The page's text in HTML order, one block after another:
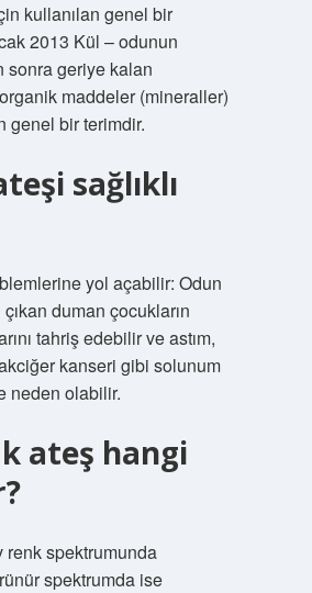
kullanılan genel bir
2013 Kül – odunun
sonra geriye kalan
maddeler (mineraller)
genel bir terimdir.
sağlıklı
yol açabilir: Odun
duman çocukların
tahriş edebilir ve astım,
kanseri gibi solunum
neden olabilir.
ateş hangi
renk spektrumunda
spektrumda ise